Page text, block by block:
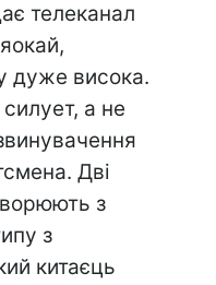
телеканал
дуже висока.
а не
Дві
з
з
китаєць